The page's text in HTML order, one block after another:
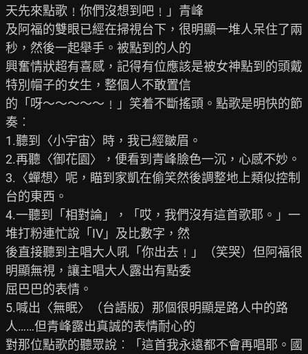
天先來點歌﹗你們沒想到吧﹗」青峰
及阿福的雙眼已經在掃視台下，很明顯一堆人呆住了兩
秒，然後一起舉手。被點到的人的
興奮情狀超有喜感，記得有位應該是被女神點到的頭戴
特別帽子的女生，整個人不敢置信
的「呀～～～～～﹗」笑着不斷搖頭。點歌是明快的節
奏︰
1.聽到〈小宇宙〉時，我已經皺眉。
2.再聽〈御花園〉，便看到青峰臉色一沉，心感不妙。
3.〈蟬想〉呢，瞄到家凱在偷笑然後調整地上類似控制
台的東西。
4.一聽到「相對論」，「哎，我們沒有這首歌耶。」一
堆打粉連忙說「IV」及比數字，然
後直接聽到主唱大人吼「你出去﹗」（笑哭）但阿福很
明顯無視，讓主唱大人露出有點委
屈巴巴的表情。
5.喊出〈無眠〉（台語版）那個很明顯是路人中的路
人……但青峰露出真誠的表情耐心的
對那位點歌的聽眾說︰「這首我永遠都不會再唱耶。國